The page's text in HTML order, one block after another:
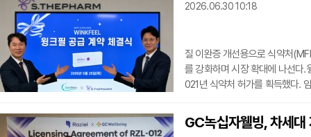
보된 데이터를 평가 중이며
2026.06.30 10:18
질 이완증 개선용으로 식약처
를 강화하며 시장 확대에 나선다.
021년 식약처 허가를 획득했다.
협업 방식으로 추진된다. 덱스원
제조는 청화메디파워가 수행하
GC녹십자웰빙, 차세대